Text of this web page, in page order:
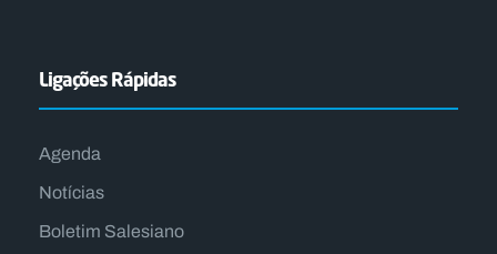
Ligações Rápidas
Agenda
Notícias
Boletim Salesiano